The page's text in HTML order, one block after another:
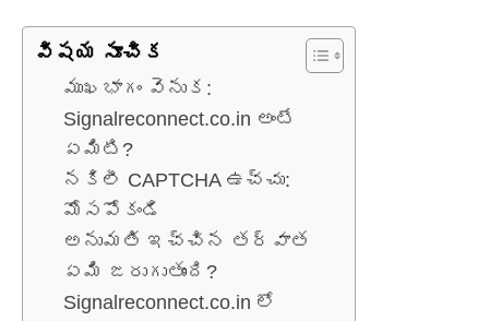
విషయ సూచిక
ముఖభాగం వెనుక:
Signalreconnect.co.in అంటే
ఏమిటి?
నకిలీ CAPTCHA ఉచ్చు:
మోసపోకండి
అనుమతి ఇచ్చిన తర్వాత
ఏమి జరుగుతుంది?
Signalreconnect.co.in లో